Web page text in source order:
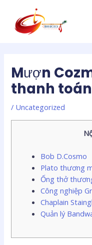
content
Mượn
thanh
/ Uncategorized
Bob D.Cosmo
Plato thương
Ống thở
Công nghiệp
Chaplain
Quản lý
navigation